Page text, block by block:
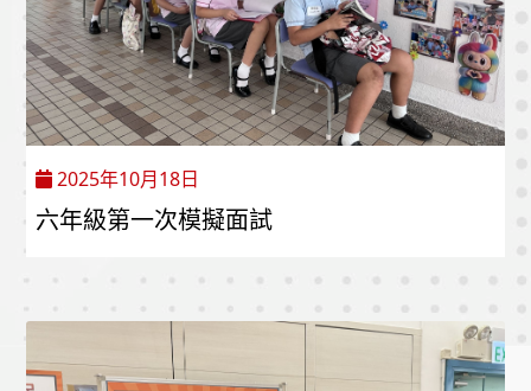
2025年10月18日
六年級第一次模擬面試